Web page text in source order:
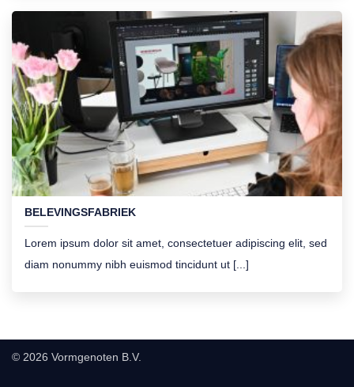
BELEVINGSFABRIEK
Lorem ipsum dolor sit amet, consectetuer adipiscing elit, sed
diam nonummy nibh euismod tincidunt ut [...]
© 2026 Vormgenoten B.V.